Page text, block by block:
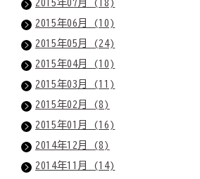
2015年07月 (18)
2015年06月 (10)
2015年05月 (24)
2015年04月 (10)
2015年03月 (11)
2015年02月 (8)
2015年01月 (16)
2014年12月 (8)
2014年11月 (14)